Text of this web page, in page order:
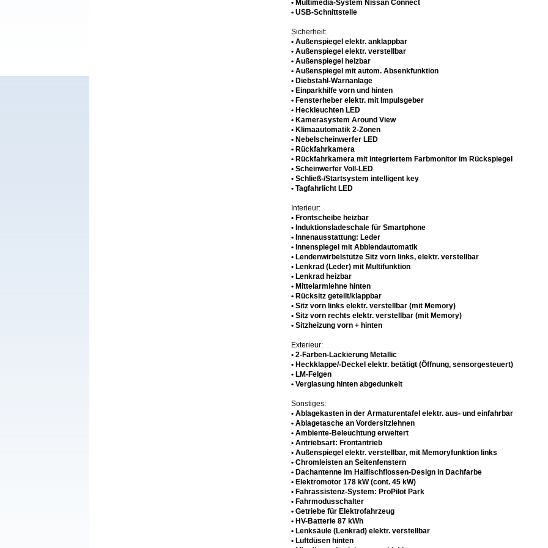
• Multimedia-System Nissan Connect
• USB-Schnittstelle
Sicherheit:
• Außenspiegel elektr. anklappbar
• Außenspiegel elektr. verstellbar
• Außenspiegel heizbar
• Außenspiegel mit autom. Absenkfunktion
• Diebstahl-Warnanlage
• Einparkhilfe vorn und hinten
• Fensterheber elektr. mit Impulsgeber
• Heckleuchten LED
• Kamerasystem Around View
• Klimaautomatik 2-Zonen
• Nebelscheinwerfer LED
• Rückfahrkamera
• Rückfahrkamera mit integriertem Farbmonitor im Rückspiegel
• Scheinwerfer Voll-LED
• Schließ-/Startsystem intelligent key
• Tagfahrlicht LED
Interieur:
• Frontscheibe heizbar
• Induktionsladeschale für Smartphone
• Innenausstattung: Leder
• Innenspiegel mit Abblendautomatik
• Lendenwirbelstütze Sitz vorn links, elektr. verstellbar
• Lenkrad (Leder) mit Multifunktion
• Lenkrad heizbar
• Mittelarmlehne hinten
• Rücksitz geteilt/klappbar
• Sitz vorn links elektr. verstellbar (mit Memory)
• Sitz vorn rechts elektr. verstellbar (mit Memory)
• Sitzheizung vorn + hinten
Exterieur:
• 2-Farben-Lackierung Metallic
• Heckklappe/-Deckel elektr. betätigt (Öffnung, sensorgesteuert)
• LM-Felgen
• Verglasung hinten abgedunkelt
Sonstiges:
• Ablagekasten in der Armaturentafel elektr. aus- und einfahrbar
• Ablagetasche an Vordersitzlehnen
• Ambiente-Beleuchtung erweitert
• Antriebsart: Frontantrieb
• Außenspiegel elektr. verstellbar, mit Memoryfunktion links
• Chromleisten an Seitenfenstern
• Dachantenne im Haifischflossen-Design in Dachfarbe
• Elektromotor 178 kW (cont. 45 kW)
• Fahrassistenz-System: ProPilot Park
• Fahrmodusschalter
• Getriebe für Elektrofahrzeug
• HV-Batterie 87 kWh
• Lenksäule (Lenkrad) elektr. verstellbar
• Luftdüsen hinten